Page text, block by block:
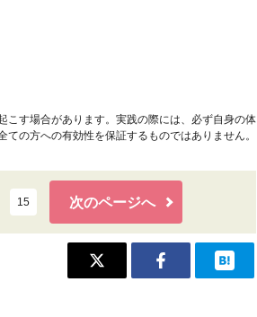
す場合があります。実践の際には、必ず自身の体
の方への有効性を保証するものではありません。
15 次のページへ